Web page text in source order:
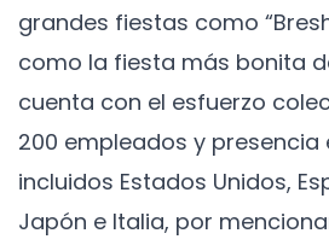
grandes fiestas como
como la fiesta más bonita
cuenta con el esfuerzo
200 empleados y presencia
incluidos Estados Unidos,
Japón e Italia, por